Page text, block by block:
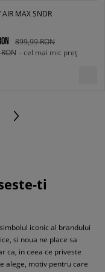
AIR MAX SNDR
899,99 RON
- cel mai mic preț
ti
simbolul iconic al brandului
si noua ne place sa
ca, in ceea ce priveste
alege, motiv pentru care